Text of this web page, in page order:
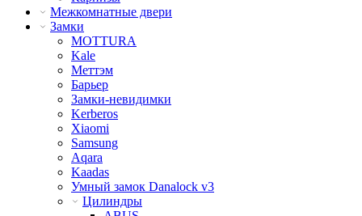
Межкомнатные двери
Замки
MOTTURA
Kale
Меттэм
Барьер
Замки-невидимки
Kerberos
Xiaomi
Samsung
Aqara
Kaadas
Умный замок Danalock v3
Цилиндры